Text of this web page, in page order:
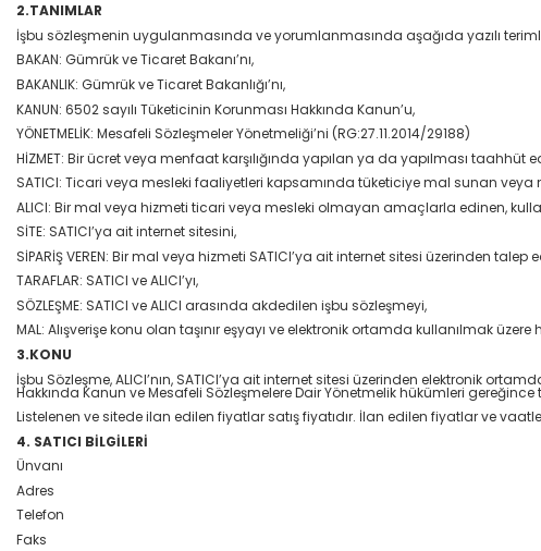
2.TANIMLAR
İşbu sözleşmenin uygulanmasında ve yorumlanmasında aşağıda yazılı
BAKAN: Gümrük ve Ticaret Bakanı’nı,
BAKANLIK: Gümrük ve Ticaret Bakanlığı’nı,
KANUN: 6502 sayılı Tüketicinin Korunması Hakkında Kanun’u,
YÖNETMELİK: Mesafeli Sözleşmeler Yönetmeliği’ni (RG:27.11.2014/29188)
HİZMET: Bir ücret veya menfaat karşılığında yapılan ya da yapılması
SATICI: Ticari veya mesleki faaliyetleri kapsamında tüketiciye mal sunan
ALICI: Bir mal veya hizmeti ticari veya mesleki olmayan amaçlarla edinen,
SİTE: SATICI’ya ait internet sitesini,
SİPARİŞ VEREN: Bir mal veya hizmeti SATICI’ya ait internet sitesi üzerinden
TARAFLAR: SATICI ve ALICI’yı,
SÖZLEŞME: SATICI ve ALICI arasında akdedilen işbu sözleşmeyi,
MAL: Alışverişe konu olan taşınır eşyayı ve elektronik ortamda kullanılmak
3.KONU
İşbu Sözleşme, ALICI’nın, SATICI’ya ait internet sitesi üzerinden elektronik
Hakkında Kanun ve Mesafeli Sözleşmelere Dair Yönetmelik hükümleri
Listelenen ve sitede ilan edilen fiyatlar satış fiyatıdır. İlan edilen fiyatlar ve
4. SATICI BİLGİLERİ
Ünvanı
Adres
Telefon
Faks